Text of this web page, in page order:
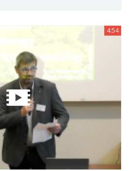
4:54